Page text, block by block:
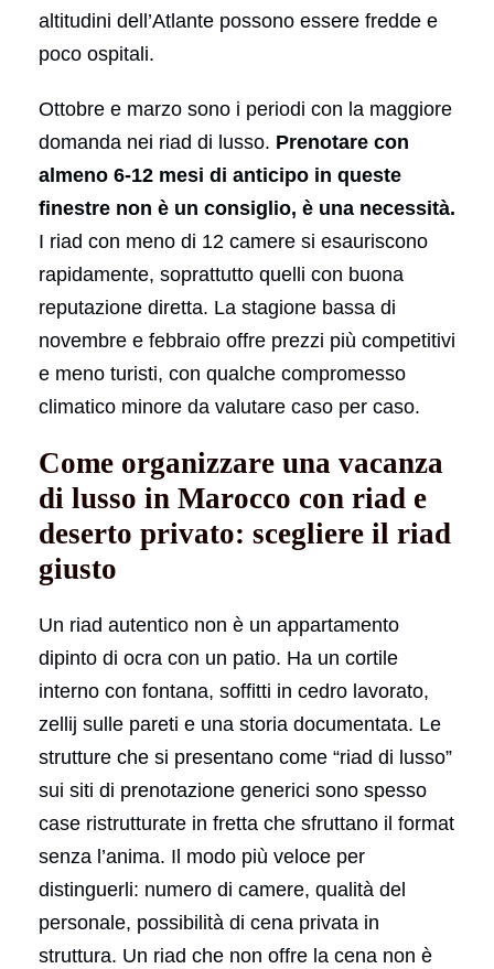
altitudini dell’Atlante possono essere fredde e
poco ospitali.
Ottobre e marzo sono i periodi con la maggiore
domanda nei riad di lusso. Prenotare con
almeno 6-12 mesi di anticipo in queste
finestre non è un consiglio, è una necessità.
I riad con meno di 12 camere si esauriscono
rapidamente, soprattutto quelli con buona
reputazione diretta. La stagione bassa di
novembre e febbraio offre prezzi più competitivi
e meno turisti, con qualche compromesso
climatico minore da valutare caso per caso.
Come organizzare una vacanza
di lusso in Marocco con riad e
deserto privato: scegliere il riad
giusto
Un riad autentico non è un appartamento
dipinto di ocra con un patio. Ha un cortile
interno con fontana, soffitti in cedro lavorato,
zellij sulle pareti e una storia documentata. Le
strutture che si presentano come “riad di lusso”
sui siti di prenotazione generici sono spesso
case ristrutturate in fretta che sfruttano il format
senza l’anima. Il modo più veloce per
distinguerli: numero di camere, qualità del
personale, possibilità di cena privata in
struttura. Un riad che non offre la cena non è